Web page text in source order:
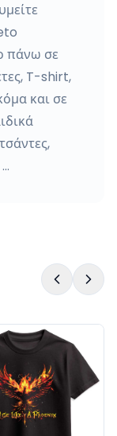
πάνω σε
T-shirt,
και σε